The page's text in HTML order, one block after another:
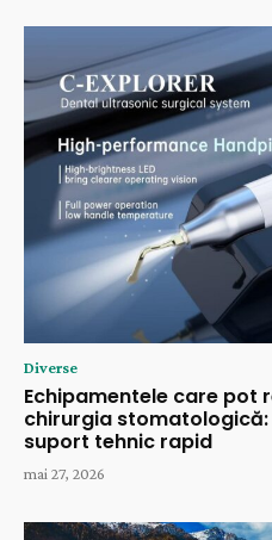
Diverse
Echipamentele care pot
chirurgia
suport tehnic rapid
mai 27, 2026